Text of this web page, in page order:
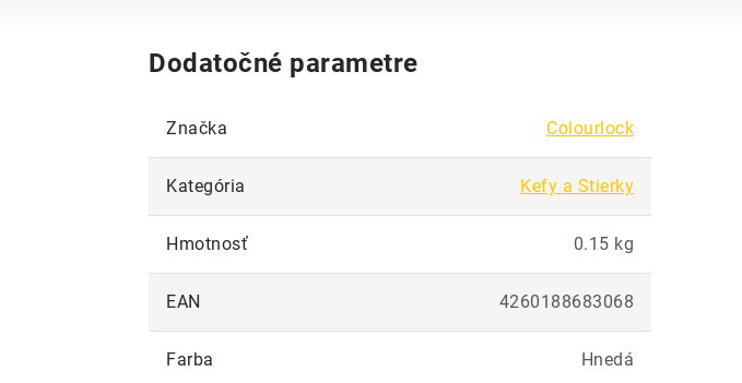
Dodatočné parametre
Značka Colourlock
Kategória Kefy a Stierky
Hmotnosť 0.15 kg
EAN 4260188683068
Farba Hnedá